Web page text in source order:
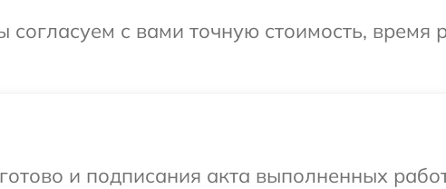
согласуем с вами точную стоимость,
и подписания акта выполненных